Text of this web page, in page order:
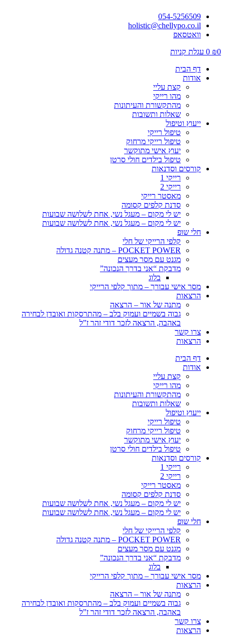
054-5256509
holistic@chellypo.co.il
וואטסאפ
₪0
0 עגלת קניות
דף הבית
אודות
קצת עליי
מהו רייקי
מהתקשורת והעיתונות
שאלות ותשובות
ייעוץ וטיפול
טיפול רייקי
טיפול רייקי מרחוק
יעוץ אישי מתוקשר
טיפול בילדים חולי סרטן
קורסים וסדנאות
רייקי 1
רייקי 2
מאסטר רייקי
סדנת קלפים קסומה
יש לי מקום – מעגל נשי, אחת לשלושה שבועות
יש לי מקום – מעגל נשי, אחת לשלושה שבועות
חלי שופ
קלפי הרייקי של חלי
POCKET POWER – מתנה קטנה גדולה
מגנט עם מסר מעצים
מדבקת “אני בדרך הנכונה”
בלוג
מסר אישי עבורך – מתוך קלפי הרייקי
הרצאות
מתנה של אור – הרצאה
גבוה בשמיים ועמוק בלב – מהתרסקות ואובדן לבחירה
באהבה, הרצאה לזכר דודי זהר ז”ל
צרו קשר
הרצאות
דף הבית
אודות
קצת עליי
מהו רייקי
מהתקשורת והעיתונות
שאלות ותשובות
ייעוץ וטיפול
טיפול רייקי
טיפול רייקי מרחוק
יעוץ אישי מתוקשר
טיפול בילדים חולי סרטן
קורסים וסדנאות
רייקי 1
רייקי 2
מאסטר רייקי
סדנת קלפים קסומה
יש לי מקום – מעגל נשי, אחת לשלושה שבועות
יש לי מקום – מעגל נשי, אחת לשלושה שבועות
חלי שופ
קלפי הרייקי של חלי
POCKET POWER – מתנה קטנה גדולה
מגנט עם מסר מעצים
מדבקת “אני בדרך הנכונה”
בלוג
מסר אישי עבורך – מתוך קלפי הרייקי
הרצאות
מתנה של אור – הרצאה
גבוה בשמיים ועמוק בלב – מהתרסקות ואובדן לבחירה
באהבה, הרצאה לזכר דודי זהר ז”ל
צרו קשר
הרצאות